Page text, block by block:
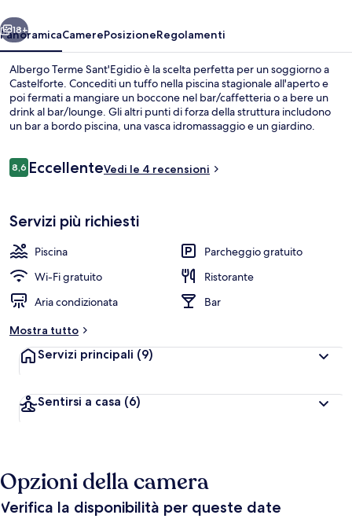
Avanti
18+
PanoramicaCamerePosizioneRegolamenti
Albergo Terme Sant'Egidio è la scelta perfetta per un soggiorno a
Castelforte. Concediti un tuffo nella piscina stagionale all'aperto e
poi fermati a mangiare un boccone nel bar/caffetteria o a bere un
drink al bar/lounge. Gli altri punti di forza della struttura includono
un bar a bordo piscina, una vasca idromassaggio e un giardino.
Recensioni
8,68,6 su 10
EccellenteVedi le 4 recensioni
Servizi più richiesti
Piscina
Parcheggio gratuito
Wi-Fi gratuito
Ristorante
Aria condizionata
Bar
Mostra tutto
Servizi principali (9)
Sentirsi a casa (6)
Opzioni della camera
Verifica la disponibilità per queste date